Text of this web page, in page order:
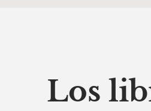
Los